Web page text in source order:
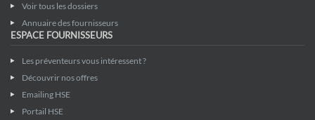
Voir tous les dossiers
Annuaire des fournisseurs
ESPACE FOURNISSEURS
Les préventeurs vous intéressent ?
Découvrir nos offres
Emailing HSE
Portail HSE